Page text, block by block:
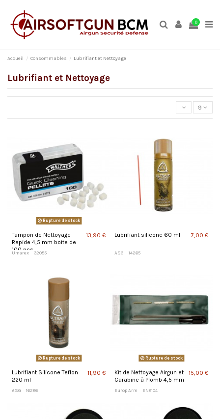
0
Accueil Consommables Lubrifiant et Nettoyage
Lubrifiant et Nettoyage
9
Rupture de stock
Tampon de Nettoyage
Rapide 4,5 mm boite de
100 pcs
Umarex 32055
13,90 € Lubrifiant silicone 60 ml
ASG 14265
7,00 €
Rupture de stock
Lubrifiant Silicone Teflon
220 ml
ASG 16286
11,90 €
Rupture de stock
Kit de Nettoyage Airgun et
Carabine à Plomb 4,5 mm
Europ Arm EN8104
15,00 €